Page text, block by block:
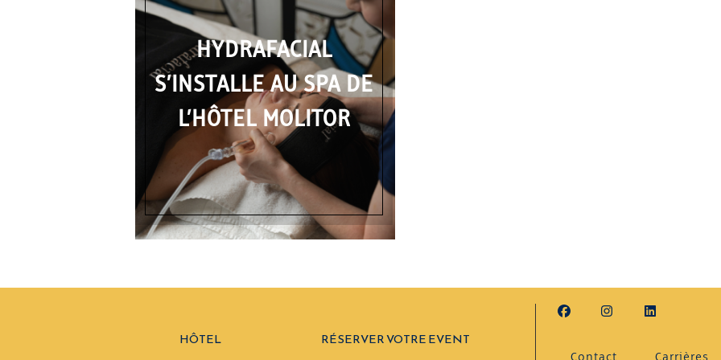
HYDRAFACIAL
S’INSTALLE AU SPA DE
L’HÔTEL MOLITOR
HÔTEL
RÉSERVER VOTRE EVENT